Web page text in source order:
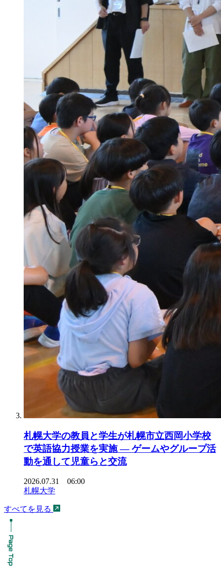
札幌大学の教員と学生が札幌市立西岡小学校
で英語協力授業を実施 ― ゲームやグループ活
動を通して児童らと交流
2026.07.31 06:00
札幌大学
すべてを見る